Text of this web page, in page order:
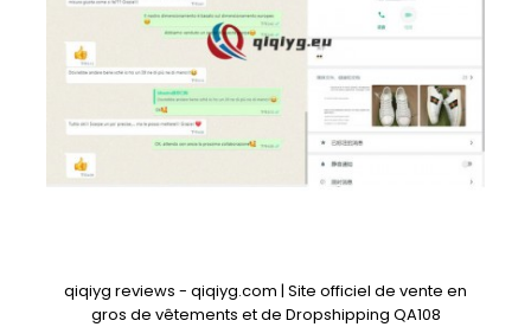
qiqiyg reviews - qiqiyg.com | Site officiel de vente en
gros de vêtements et de Dropshipping QA108